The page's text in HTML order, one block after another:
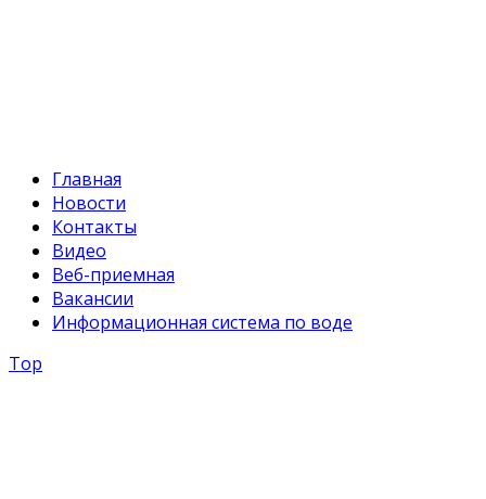
Главная
Новости
Контакты
Видео
Веб-приемная
Вакансии
Информационная система по воде
Top